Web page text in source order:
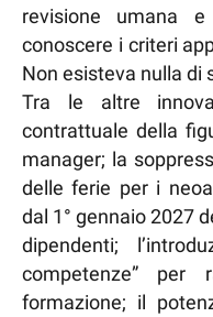
revisione umana
conoscere i criteri
Non esisteva nulla di
Tra le altre
contrattuale della
manager; la
delle ferie per i
dal 1° gennaio 2027
dipendenti;
competenze” per
formazione; il